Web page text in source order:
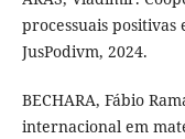
processuais
JusPodivm, 2024.
BECHARA, Fábio
internacional em